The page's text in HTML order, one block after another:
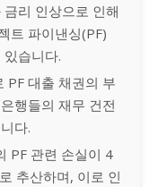
리 인상으로 인해
트 파이낸싱(PF)
습니다.
PF 대출 채권의 부
행들의 재무 건전
다.
PF 관련 손실이 4
추산하며, 이로 인